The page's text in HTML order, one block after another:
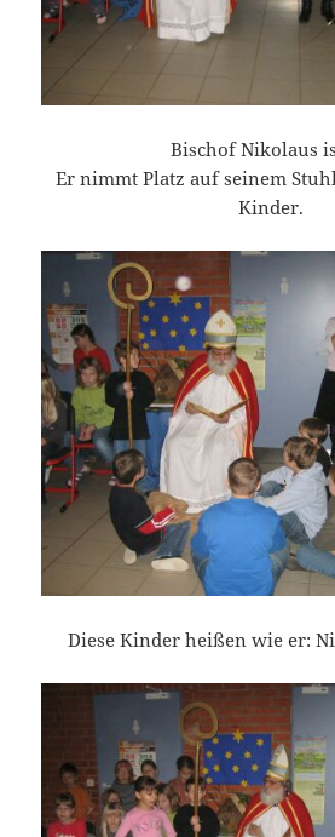
Bischof Nikolaus
Er nimmt Platz auf seinem
Kinder.
Diese Kinder heißen wie er: